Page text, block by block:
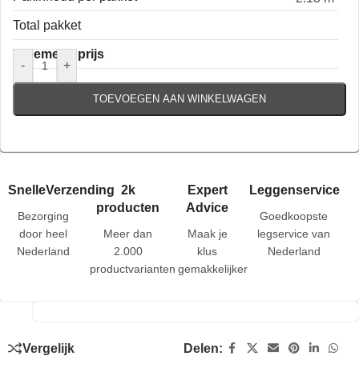
Total pakket
Algemene prijs
-
+
TOEVOEGEN AAN WINKELWAGEN
SnelleVerzending
Bezorging
door heel
Nederland
2k
producten
Meer dan
2.000
productvarianten
Expert
Advice
Maak je
klus
gemakkelijker
Leggenservice
Goedkoopste
legservice van
Nederland
Vergelijk Delen: